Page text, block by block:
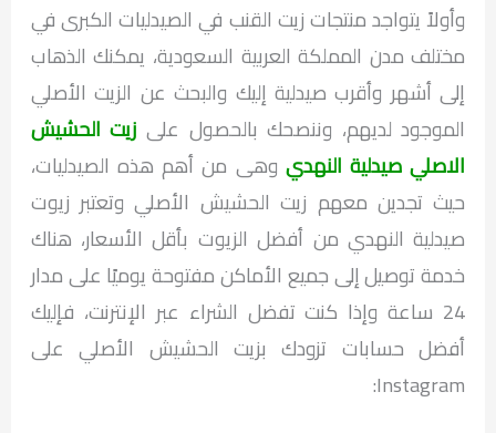
وأولاً يتواجد منتجات زيت القنب في الصيدليات الكبرى في
مختلف مدن المملكة العربية السعودية، يمكنك الذهاب
إلى أشهر وأقرب صيدلية إليك والبحث عن الزيت الأصلي
الموجود لديهم، وننصحك بالحصول على زيت الحشيش
الاصلي صيدلية النهدي وهى من أهم هذه الصيدليات،
حيث تجدين معهم زيت الحشيش الأصلي وتعتبر زيوت
صيدلية النهدي من أفضل الزيوت بأقل الأسعار، هناك
خدمة توصيل إلى جميع الأماكن مفتوحة يوميًا على مدار
24 ساعة وإذا كنت تفضل الشراء عبر الإنترنت، فإليك
أفضل حسابات تزودك بزيت الحشيش الأصلي على
Instagram: